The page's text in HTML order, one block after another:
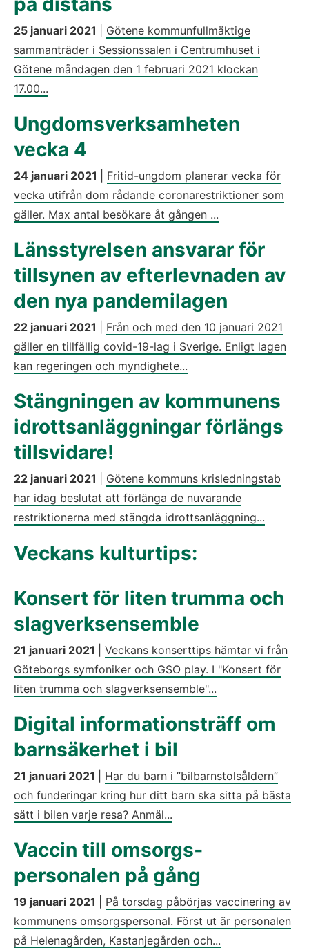
25 januari 2021
Götene kommunfullmäktige
sammanträder i Sessionssalen i Centrumhuset i
Götene måndagen den 1 februari 2021 klockan
17.00...
Ungdomsverksamheten
vecka 4
24 januari 2021
Fritid-ungdom planerar vecka för
vecka utifrån dom rådande coronarestriktioner som
gäller. Max antal besökare åt gången ...
Länsstyrelsen ansvarar för
tillsynen av efterlevnaden av
den nya pandemilagen
22 januari 2021
Från och med den 10 januari 2021
gäller en tillfällig covid-19-lag i Sverige. Enligt lagen
kan regeringen och myndighete...
Stängningen av kommunens
idrottsanläggningar förlängs
tillsvidare!
22 januari 2021
Götene kommuns krisledningstab
har idag beslutat att förlänga de nuvarande
restriktionerna med stängda idrottsanläggning...
Veckans kulturtips:
Konsert för liten trumma och
slagverksensemble
21 januari 2021
Veckans konserttips hämtar vi från
Göteborgs symfoniker och GSO play. I "Konsert för
liten trumma och slagverksensemble"...
Digital informationsträff om
barnsäkerhet i bil
21 januari 2021
Har du barn i ”bilbarnstolsåldern”
och funderingar kring hur ditt barn ska sitta på bästa
sätt i bilen varje resa? Anmäl...
Vaccin till omsorgs­
personalen på gång
19 januari 2021
På torsdag påbörjas vaccinering av
kommunens omsorgspersonal. Först ut är personalen
på Helenagården, Kastanjegården och...